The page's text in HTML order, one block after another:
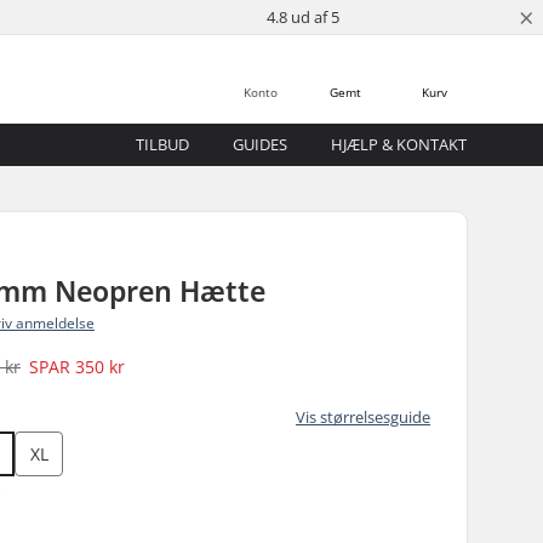
4.8 ud af 5 ×
Kurv
Gemt
Konto
TILBUD GUIDES HJÆLP & KONTAKT
Neopren Hætte
anmeldelse
kr SPAR350 kr
Vis størrelsesguide
XL